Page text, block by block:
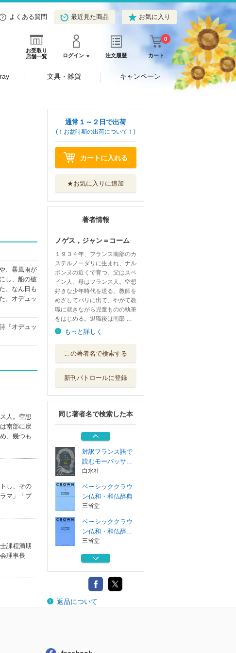
よくある質問 最近見た商品 お気に入り
お受取り
店舗一覧
ログイン 注文履歴 カート
0
文具・雑貨 キャンペーン
、暴風雨が
し、船の破
。なん日も
。オデュッ
『オデュッ
人。空想
南部に戻
、幾つも
し、その
マ」「プ
課程満期
理事長
通常１～２日で出荷
(！お盆時期の出荷について！)
カートに入れる
★お気に入りに追加
著者情報
ノゲス，ジャン＝コーム
１９３４年、フランス南部のカ
ステルノーダリに生まれ、ナル
ボンヌの近くで育つ。父はスペ
イン人、母はフランス人。空想
好きな少年時代を送る。教師を
めざしてパリに出て、やがて教
職に就きながら児童ものの執筆
をはじめる。退職後は南部 …
もっと詳しく
この著者名で検索する
新刊パトロールに登録
同じ著者名で検索した本
ン仏和・和仏辞...
モーパッサン 新
清水書院
湖の騎士ランスロ
ット 民話と伝説
小峰書店
対訳フランス語で
読むモーパッサ...
白水社
ベーシッククラウ
ン仏和・和仏辞典
三省堂
ベーシッククラウ
ン仏和・和仏辞...
三省堂
モーパッサン 新
清水書院
湖の騎士ランスロ
ット 民話と伝説
返品について